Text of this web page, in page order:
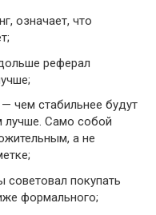
означает, что
реферал
— чем стабильнее будут
лучше. Само собой
а не
советовал покупать
формального;